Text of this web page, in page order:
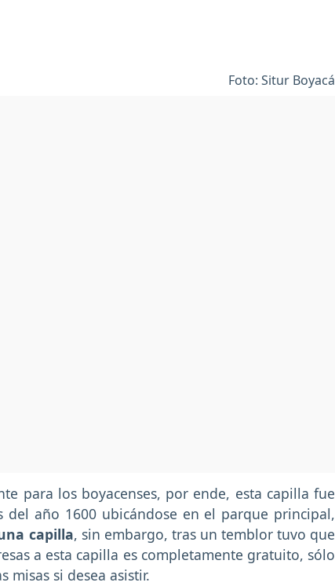
Foto: Situr Boyacá
para los boyacenses, por ende, esta capilla fue
año 1600 ubicándose en el parque principal,
capilla, sin embargo, tras un temblor tuvo que
a esta capilla es completamente gratuito, sólo
misas si desea asistir.